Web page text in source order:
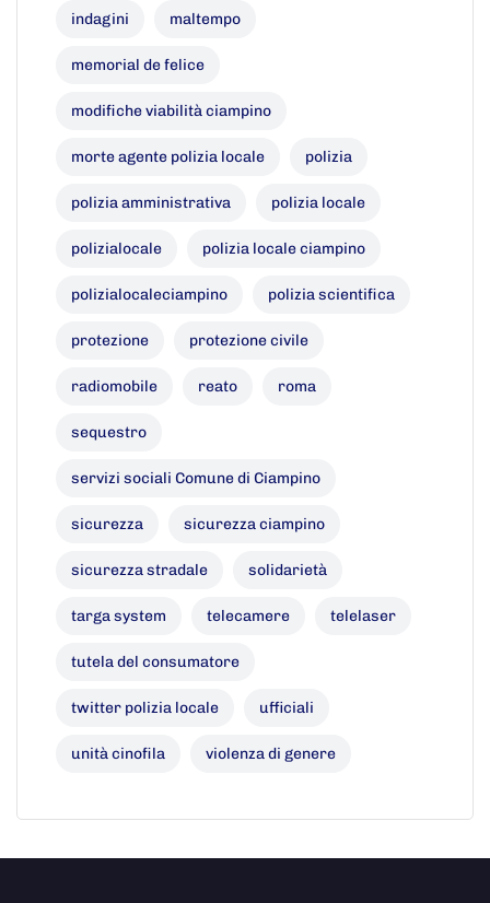
indagini maltempo
memorial de felice
modifiche viabilità ciampino
morte agente polizia locale polizia
polizia amministrativa polizia locale
polizialocale polizia locale ciampino
polizialocaleciampino polizia scientifica
protezione protezione civile
radiomobile reato roma
sequestro
servizi sociali Comune di Ciampino
sicurezza sicurezza ciampino
sicurezza stradale solidarietà
targa system telecamere telelaser
tutela del consumatore
twitter polizia locale ufficiali
unità cinofila violenza di genere